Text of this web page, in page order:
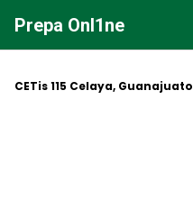
contenido
Prepa Onl1ne
CETis 115 Celaya, Guanajuato